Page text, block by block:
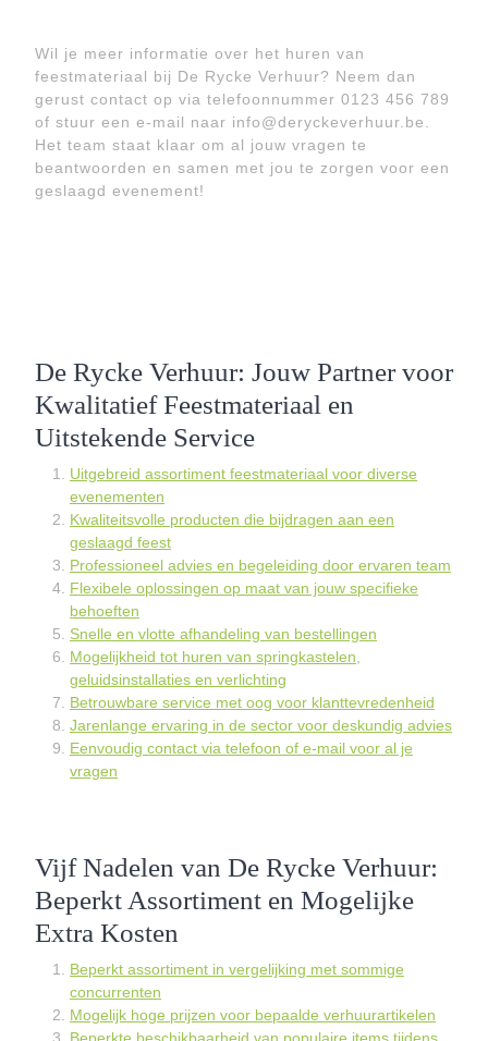
Wil je meer informatie over het huren van
feestmateriaal bij De Rycke Verhuur? Neem dan
gerust contact op via telefoonnummer 0123 456 789
of stuur een e-mail naar info@deryckeverhuur.be.
Het team staat klaar om al jouw vragen te
beantwoorden en samen met jou te zorgen voor een
geslaagd evenement!
De Rycke Verhuur: Jouw Partner voor
Kwalitatief Feestmateriaal en
Uitstekende Service
Uitgebreid assortiment feestmateriaal voor diverse
evenementen
Kwaliteitsvolle producten die bijdragen aan een
geslaagd feest
Professioneel advies en begeleiding door ervaren team
Flexibele oplossingen op maat van jouw specifieke
behoeften
Snelle en vlotte afhandeling van bestellingen
Mogelijkheid tot huren van springkastelen,
geluidsinstallaties en verlichting
Betrouwbare service met oog voor klanttevredenheid
Jarenlange ervaring in de sector voor deskundig advies
Eenvoudig contact via telefoon of e-mail voor al je
vragen
Vijf Nadelen van De Rycke Verhuur:
Beperkt Assortiment en Mogelijke
Extra Kosten
Beperkt assortiment in vergelijking met sommige
concurrenten
Mogelijk hoge prijzen voor bepaalde verhuurartikelen